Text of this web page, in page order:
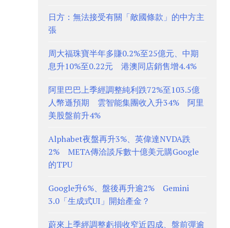
日方：無法接受有關「敵國條款」的中方主
張
周大福珠寶半年多賺0.2%至25億元、中期
息升10%至0.22元 港澳同店銷售增4.4%
阿里巴巴上季經調整純利跌72%至103.5億
人幣遜預期 雲智能集團收入升34% 阿里
美股盤前升4%
Alphabet夜盤再升3%、英偉達NVDA跌
2% META傳洽談斥數十億美元購Google
的TPU
Google升6%、盤後再升逾2% Gemini
3.0「生成式UI」開始產金？
蔚來上季經調整虧損收窄近四成、盤前彈逾